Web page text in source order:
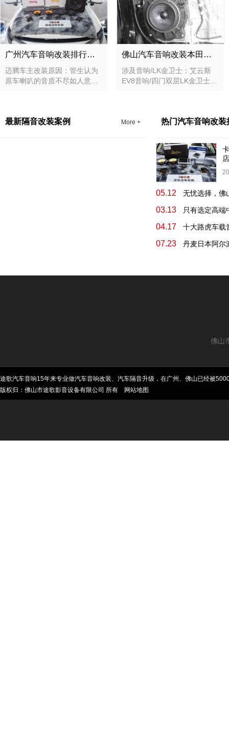
广州汽车音响改装排行皇冠，广东改装升级汽车音响案例
迈腾车主改装原因：管生认为
原车喇叭的音质不尽如人意，
迈腾 改装区域：广东 改装级
佛山汽车音响改装本田轩逸，广东佛山隔音汽车音响隔音改装升级案例
涉及音响/LK金卫士：艾云斯
EV8音响/四门双层LK金卫士隔
车音响在汽车音响隔音改装升
体验到音乐的现场氛围，而且
精神面貌是悉心。
最新隔音改装案例 More + 热门汽车音响改装
05.12
03.13
04.17
07.23
佛山
途歌汽车音响15年来专业做汽车音响改装、汽车隔音升级，在广州、佛山已经被
版权归：佛山市途歌影音设备有限公司 所有
网站地图